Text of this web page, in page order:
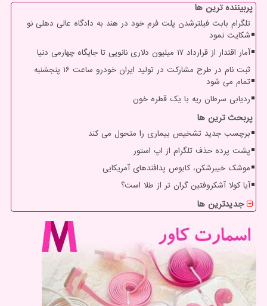
پربیننده ترین ها
تلگرام بابت فیلترشدن پلت فرم خود در هند به دادگاه عالی دهلی نو
شکایت نمود
آمار اقتدار از قرارداد ۱۷ میلیون دلاری نانویی تا جایگاه چهارمی دنیا
ثبت نام در طرح مشارکت در تولید ایران خودرو ساعت ۱۶ پنجشنبه
تمام می شود
ردیابی سرطان ریه با یک قطره خون
پربحث ترین ها
برچسب جدید تشخیص بیماری را متحول می کند
پشت پرده حذف تلگرام از اپ استور
موشک خیبرشکن، کابوس پدافندهای آمریکایی
آیا کولا آشکروفتین گران تر از طلا است؟
جدیدترین ها